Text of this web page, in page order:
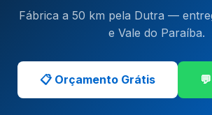
Fábrica a 50 km pela Dutra —
e Vale do Paraíba.
📋 Orçamento Grátis